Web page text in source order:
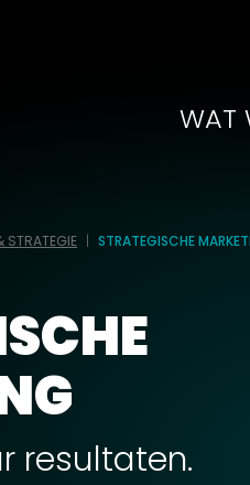
WAT
STRATEGIE STRATEGISCHE
resultaten.